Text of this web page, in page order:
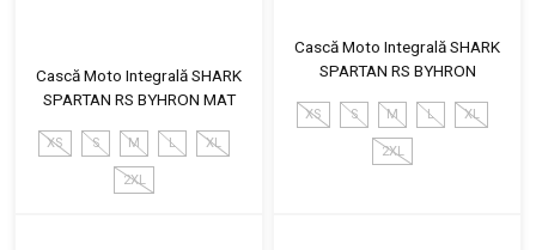
Cască Moto Integrală SHARK
SPARTAN RS BYHRON MAT
XS S M L XL
2XL
Cască Moto Integrală SHARK
SPARTAN RS BYHRON
XS S M L XL
2XL